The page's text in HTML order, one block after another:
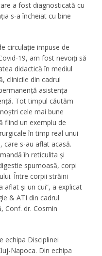
a fost diagnosticată cu
s-a încheiat cu bine
circulație impuse de
19, am fost nevoiți să
didactică în mediul
clinicile din cadrul
asistența
Tot timpul căutăm
cele mai bune
fiind un exemplu de
în timp real unui
care s-au aflat acasă.
în reticulita și
spumoasă, corpi
Între corpii străini
aflat și un cui”, a explicat
& ATI din cadrul
Conf. dr. Cosmin
echipa Disciplinei
Napoca. Din echipa